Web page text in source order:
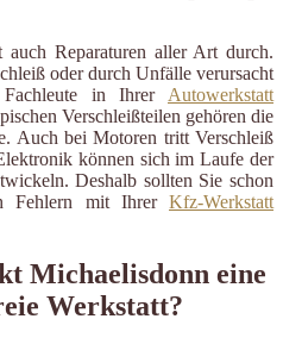
Reparaturen aller Art durch.
oder durch Unfälle verursacht
in Ihrer Autowerkstatt
Verschleißteilen gehören die
Auch bei Motoren tritt Verschleiß
können sich im Laufe der
Deshalb sollten Sie schon
Fehlern mit Ihrer Kfz-Werkstatt
Michaelisdonn eine
Werkstatt?